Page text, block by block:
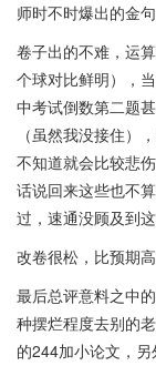
师时不时爆出的金
卷子出的不难，运
个球对比鲜明），
中考试倒数第二题
（虽然我没接住）
不知道就会比较悲
话说回来这些也不
过，速通没顾及到
改卷很松，比预期
最后总评意料之中
种摆烂程度去别的
的244加小论文，